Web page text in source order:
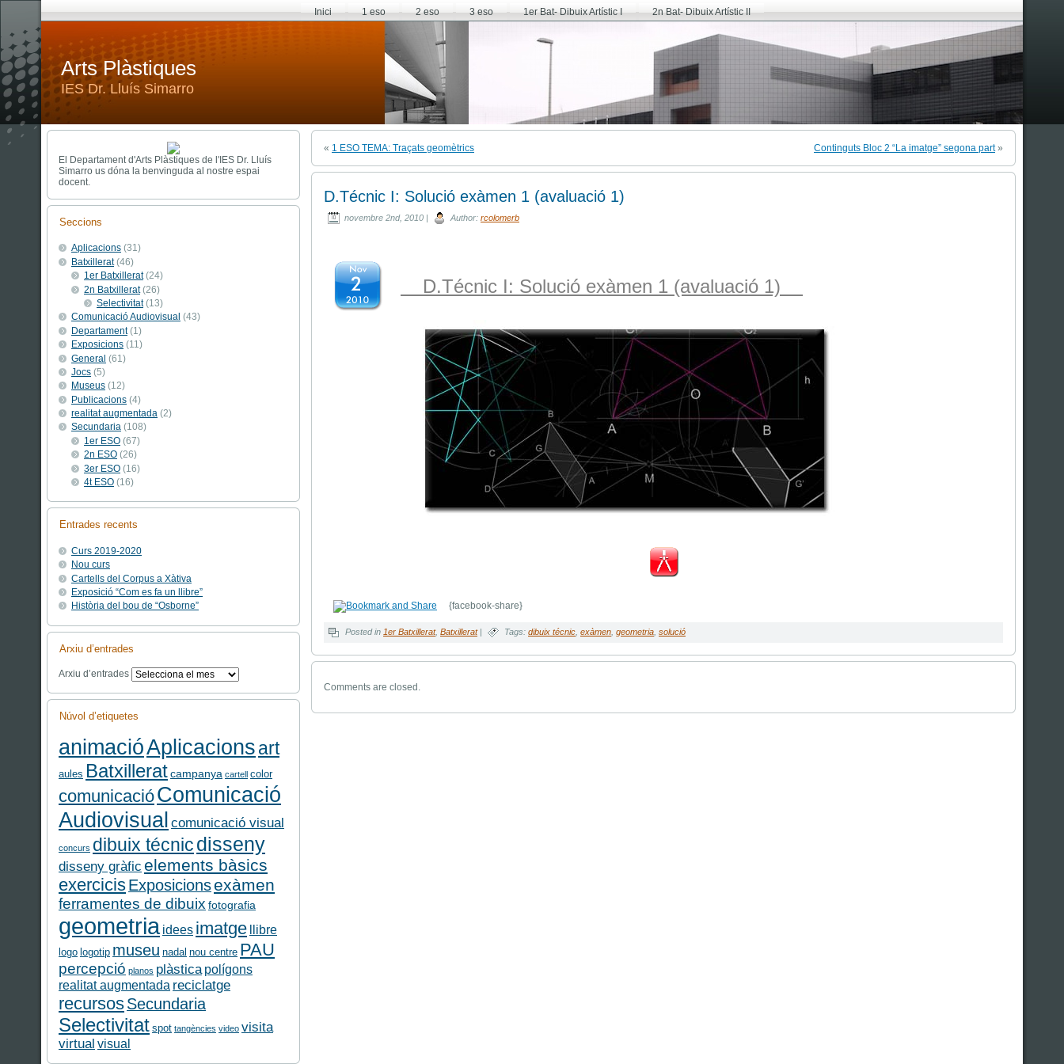
Inici 1 eso 2 eso 3 eso 1er Bat- Dibuix Artístic I 2n Bat- Dibuix Artístic II
Arts Plàstiques
IES Dr. Lluís Simarro
El Departament d'Arts Plàstiques de l'IES Dr. Lluís
Simarro us dóna la benvinguda al nostre espai
docent.
Seccions
Aplicacions (31)
Batxillerat(46)
1er Batxillerat(24)
2n Batxillerat(26)
Selectivitat(13)
Comunicació Audiovisual (43)
Departament(1)
Exposicions (11)
General (61)
Jocs (5)
Museus (12)
Publicacions (4)
realitat augmentada (2)
Secundaria (108)
1er ESO (67)
2n ESO (26)
3er ESO (16)
4t ESO (16)
Entrades recents
Curs 2019-2020
Nou curs
Cartells del Corpus a Xàtiva
Exposició “Com es fa un llibre”
Història del bou de “Osborne”
Arxiu d’entrades
Arxiu d’entrades
Núvol d’etiquetes
animacióAplicacionsart
aules Batxilleratcampanya cartell color
comunicacióComunicació
Audiovisual comunicació visual
concurs dibuix técnicdisseny
disseny gràfic elements bàsics
exercicisExposicionsexàmen
ferramentes de dibuix fotografia
geometria idees imatge llibre
logo logotip museu nadal nou centre PAU
percepció planos plàstica polígons
realitat augmentada reciclatge
recursosSecundaria
Selectivitat spot tangències video visita
virtual visual
« 1 ESO TEMA: Traçats geomètrics Continguts Bloc 2 “La imatge” segona part»
D.Técnic I: Solució exàmen 1 (avaluació 1)
novembre 2nd, 2010 | Author: rcolomerb
D.Técnic I: Solució exàmen 1 (avaluació 1)
{facebook-share}
Posted in 1er Batxillerat, Batxillerat| Tags: dibuix técnic exàmen geometria solució
Comments are closed.